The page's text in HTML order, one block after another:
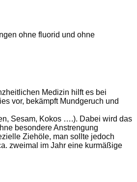
ohne fluorid und ohne
Medizin hilft es bei
vor, bekämpft Mundgeruch und
Sesam, Kokos ….). Dabei wird das
besondere Anstrengung
Ziehöle, man sollte jedoch
zweimal im Jahr eine kurmäßige